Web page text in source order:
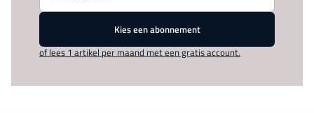
Kies een abonnement
of lees 1 artikel per maand met een gratis account.